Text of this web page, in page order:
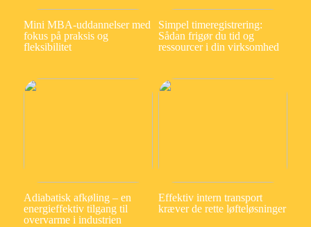
Mini MBA-uddannelser med
fokus på praksis og
fleksibilitet
Simpel timeregistrering:
Sådan frigør du tid og
ressourcer i din virksomhed
Adiabatisk afkøling – en
energieffektiv tilgang til
overvarme i industrien
Effektiv intern transport
kræver de rette løfteløsninger